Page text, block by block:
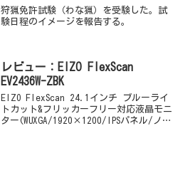
狩猟免許試験（わな猟）を受験した。試
験日程のイメージを報告する。
レビュー：EIZO FlexScan
EV2436W-ZBK
EIZO FlexScan 24.1インチ ブルーライ
トカット&フリッカーフリー対応液晶モニ
ター(WUXGA/1920×1200/IPSパネル/ノン